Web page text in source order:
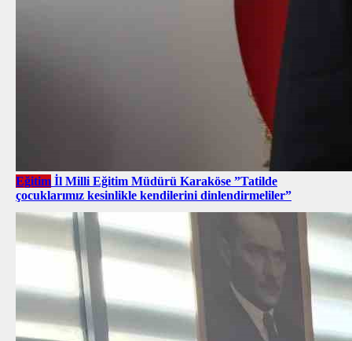
Eğitim İl Milli Eğitim Müdürü Karaköse ”Tatilde
çocuklarımız kesinlikle kendilerini dinlendirmeliler”